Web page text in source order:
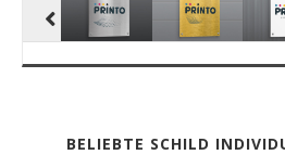
BELIEBTE SCHILD